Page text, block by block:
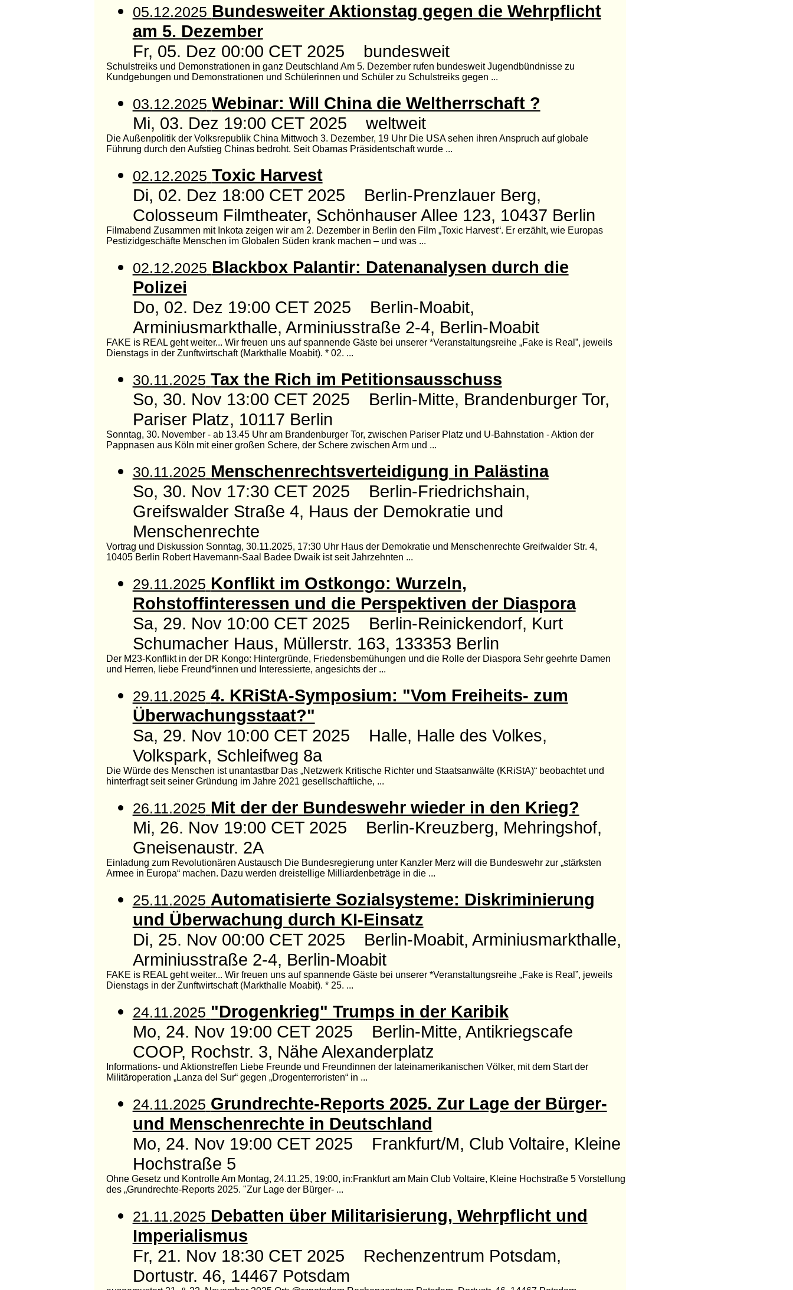
05.12.2025 Bundesweiter Aktionstag gegen die Wehrpflicht
am 5. Dezember
Fr, 05. Dez 00:00 CET 2025 bundesweit
Schulstreiks und Demonstrationen in ganz Deutschland Am 5. Dezember rufen bundesweit Jugendbündnisse zu
Kundgebungen und Demonstrationen und Schülerinnen und Schüler zu Schulstreiks gegen ...
03.12.2025 Webinar: Will China die Weltherrschaft ?
Mi, 03. Dez 19:00 CET 2025 weltweit
Die Außenpolitik der Volksrepublik China Mittwoch 3. Dezember, 19 Uhr Die USA sehen ihren Anspruch auf globale
Führung durch den Aufstieg Chinas bedroht. Seit Obamas Präsidentschaft wurde ...
02.12.2025 Toxic Harvest
Di, 02. Dez 18:00 CET 2025 Berlin-Prenzlauer Berg,
Colosseum Filmtheater, Schönhauser Allee 123, 10437 Berlin
Filmabend Zusammen mit Inkota zeigen wir am 2. Dezember in Berlin den Film „Toxic Harvest“. Er erzählt, wie Europas
Pestizidgeschäfte Menschen im Globalen Süden krank machen – und was ...
02.12.2025 Blackbox Palantir: Datenanalysen durch die
Polizei
Do, 02. Dez 19:00 CET 2025 Berlin-Moabit,
Arminiusmarkthalle, Arminiusstraße 2-4, Berlin-Moabit
FAKE is REAL geht weiter... Wir freuen uns auf spannende Gäste bei unserer *Veranstaltungsreihe „Fake is Real”, jeweils
Dienstags in der Zunftwirtschaft (Markthalle Moabit). * 02. ...
30.11.2025 Tax the Rich im Petitionsausschuss
So, 30. Nov 13:00 CET 2025 Berlin-Mitte, Brandenburger Tor,
Pariser Platz, 10117 Berlin
Sonntag, 30. November - ab 13.45 Uhr am Brandenburger Tor, zwischen Pariser Platz und U-Bahnstation - Aktion der
Pappnasen aus Köln mit einer großen Schere, der Schere zwischen Arm und ...
30.11.2025 Menschenrechtsverteidigung in Palästina
So, 30. Nov 17:30 CET 2025 Berlin-Friedrichshain,
Greifswalder Straße 4, Haus der Demokratie und
Menschenrechte
Vortrag und Diskussion Sonntag, 30.11.2025, 17:30 Uhr Haus der Demokratie und Menschenrechte Greifwalder Str. 4,
10405 Berlin Robert Havemann-Saal Badee Dwaik ist seit Jahrzehnten ...
29.11.2025 Konflikt im Ostkongo: Wurzeln,
Rohstoffinteressen und die Perspektiven der Diaspora
Sa, 29. Nov 10:00 CET 2025 Berlin-Reinickendorf, Kurt
Schumacher Haus, Müllerstr. 163, 133353 Berlin
Der M23-Konflikt in der DR Kongo: Hintergründe, Friedensbemühungen und die Rolle der Diaspora Sehr geehrte Damen
und Herren, liebe Freund*innen und Interessierte, angesichts der ...
29.11.2025 4. KRiStA-Symposium: "Vom Freiheits- zum
Überwachungsstaat?"
Sa, 29. Nov 10:00 CET 2025 Halle, Halle des Volkes,
Volkspark, Schleifweg 8a
Die Würde des Menschen ist unantastbar Das „Netzwerk Kritische Richter und Staatsanwälte (KRiStA)“ beobachtet und
hinterfragt seit seiner Gründung im Jahre 2021 gesellschaftliche, ...
26.11.2025 Mit der der Bundeswehr wieder in den Krieg?
Mi, 26. Nov 19:00 CET 2025 Berlin-Kreuzberg, Mehringshof,
Gneisenaustr. 2A
Einladung zum Revolutionären Austausch Die Bundesregierung unter Kanzler Merz will die Bundeswehr zur „stärksten
Armee in Europa“ machen. Dazu werden dreistellige Milliardenbeträge in die ...
25.11.2025 Automatisierte Sozialsysteme: Diskriminierung
und Überwachung durch KI-Einsatz
Di, 25. Nov 00:00 CET 2025 Berlin-Moabit, Arminiusmarkthalle,
Arminiusstraße 2-4, Berlin-Moabit
FAKE is REAL geht weiter... Wir freuen uns auf spannende Gäste bei unserer *Veranstaltungsreihe „Fake is Real”, jeweils
Dienstags in der Zunftwirtschaft (Markthalle Moabit). * 25. ...
24.11.2025 "Drogenkrieg" Trumps in der Karibik
Mo, 24. Nov 19:00 CET 2025 Berlin-Mitte, Antikriegscafe
COOP, Rochstr. 3, Nähe Alexanderplatz
Informations- und Aktionstreffen Liebe Freunde und Freundinnen der lateinamerikanischen Völker, mit dem Start der
Militäroperation „Lanza del Sur“ gegen „Drogenterroristen“ in ...
24.11.2025 Grundrechte-Reports 2025. Zur Lage der Bürger-
und Menschenrechte in Deutschland
Mo, 24. Nov 19:00 CET 2025 Frankfurt/M, Club Voltaire, Kleine
Hochstraße 5
Ohne Gesetz und Kontrolle Am Montag, 24.11.25, 19:00, in:Frankfurt am Main Club Voltaire, Kleine Hochstraße 5 Vorstellung
des „Grundrechte-Reports 2025. "Zur Lage der Bürger- ...
21.11.2025 Debatten über Militarisierung, Wehrpflicht und
Imperialismus
Fr, 21. Nov 18:30 CET 2025 Rechenzentrum Potsdam,
Dortustr. 46, 14467 Potsdam